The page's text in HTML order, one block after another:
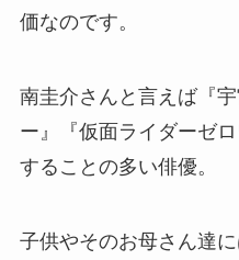
価なのです。
南圭介さんと言えば『
ー』『仮面ライダーゼ
することの多い俳優。
子供やそのお母さん達